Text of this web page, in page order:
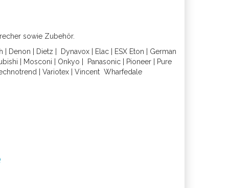
sowie Zubehör.
Denon Dietz Dynavox Elac ESX Eton
German
Mosconi Onkyo Panasonic| Pioneer|
Pure
Variotex Vincent Wharfedal e